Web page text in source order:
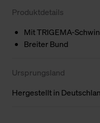
Produktdetails
Mit TRIGEMA-
Breiter Bund
Ursprungsland
Hergestellt in